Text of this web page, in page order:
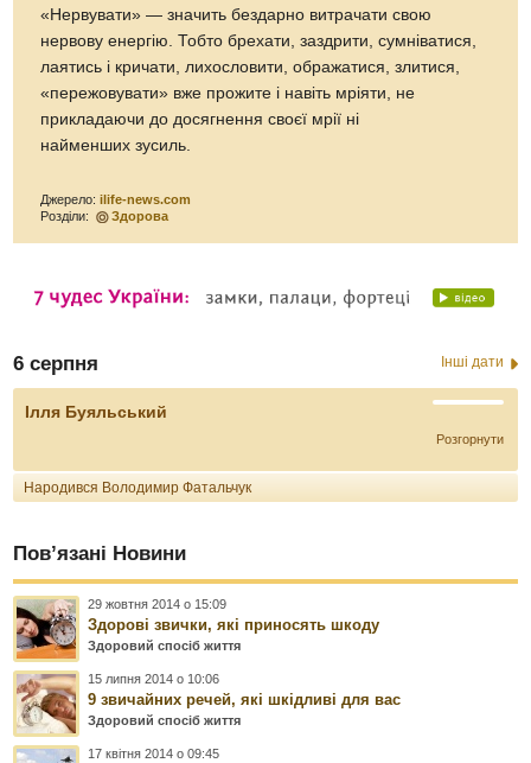
«Нервувати» — значить бездарно витрачати свою
нервову енергію. Тобто брехати, заздрити, сумніватися,
лаятись і кричати, лихословити, ображатися, злитися,
«пережовувати» вже прожите і навіть мріяти, не
прикладаючи до досягнення своєї мрії ні
найменших зусиль.
Джерело:ilife-news.com
Розділи:
Здорова
6 серпня Інші дати
Ілля Буяльський
Розгорнути
Народився Володимир Фатальчук
Пов’язані Новини
29 жовтня 2014 о 15:09
Здорові звички, які приносять шкоду
Здоровий спосіб життя
15 липня 2014 о 10:06
9 звичайних речей, які шкідливі для вас
Здоровий спосіб життя
17 квітня 2014 о 09:45